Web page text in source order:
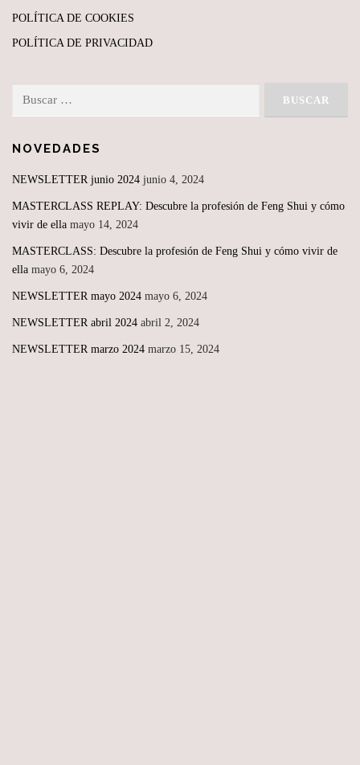
POLÍTICA DE COOKIES
POLÍTICA DE PRIVACIDAD
NOVEDADES
NEWSLETTER junio 2024 junio 4, 2024
MASTERCLASS REPLAY: Descubre la profesión de Feng Shui y cómo
vivir de ella mayo 14, 2024
MASTERCLASS: Descubre la profesión de Feng Shui y cómo vivir de
ella mayo 6, 2024
NEWSLETTER mayo 2024 mayo 6, 2024
NEWSLETTER abril 2024 abril 2, 2024
NEWSLETTER marzo 2024 marzo 15, 2024